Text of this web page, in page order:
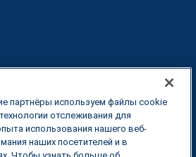
перевозок
партнёры используем файлы cookie
отслеживания для
использования нашего веб-
наших посетителей и в